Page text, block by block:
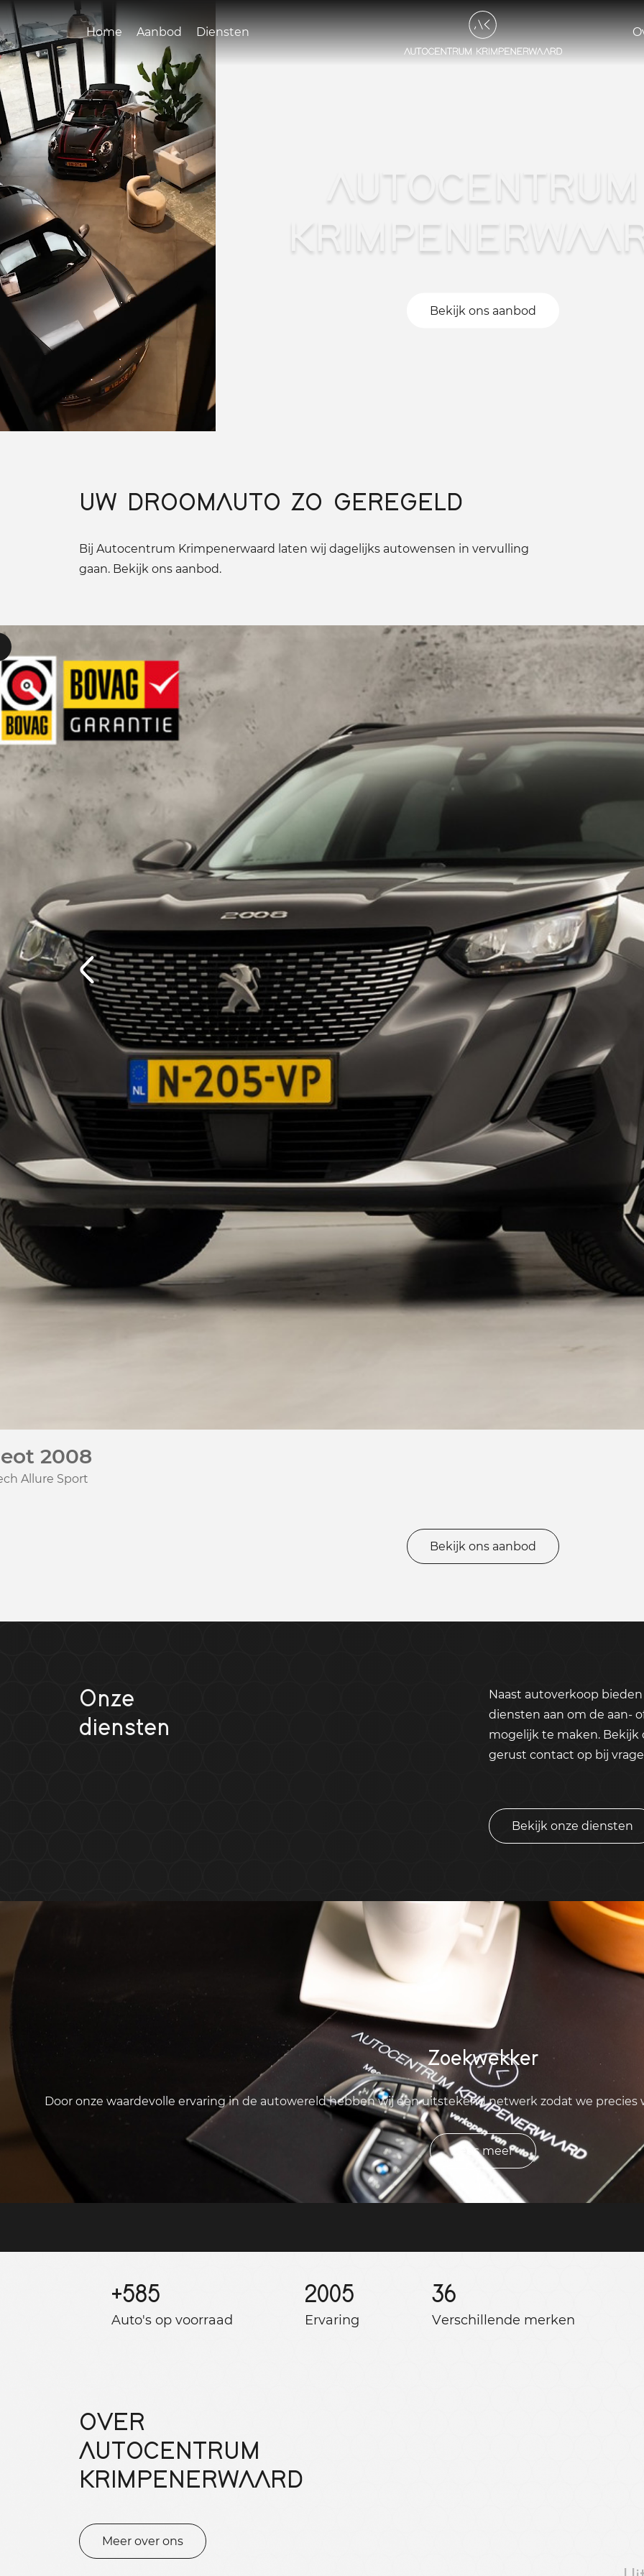
Home Aanbod Diensten
AUTOCENTRUM
Bekijk ons aanbod
UW DROOMAUTO ZO GEREGELD
Bij Autocentrum Krimpenerwaard laten wij dagelijks autowensen in vervulling
gaan. Bekijk ons aanbod.
2008
Allure Sport
Bekijk ons aanbod
Onze
diensten
Naast autoverkoop
diensten aan om de aan-
mogelijk te maken. Bekijk
gerust contact op bij
Bekijk onze diensten
Zoekwekker
Door onze waardevolle ervaring in de autowereld hebben wij een uitstekend netwerk zodat we
Lees meer
+585
Auto's op voorraad
2005
Ervaring
36
Verschillende merken
OVER
AUTOCENTRUM
KRIMPENERWAARD
Meer over ons